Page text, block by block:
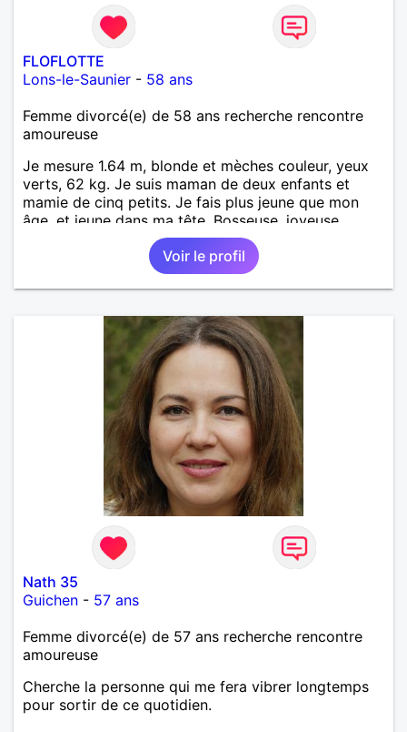
FLOFLOTTE
Lons-le-Saunier - 58 ans
Femme divorcé(e) de 58 ans recherche rencontre
amoureuse
Je mesure 1.64 m, blonde et mèches couleur, yeux
verts, 62 kg. Je suis maman de deux enfants et
mamie de cinq petits. Je fais plus jeune que mon
âge, et jeune dans ma tête. Bosseuse, joyeuse,
sensible, bienveillante, aimant aller danser ou rester
tranquille à la maison. Balades, bricolage... j'ai un
chien. Je suis AES de métier et j'exerce à mon
compte. PAT votre num merci.
Voir le profil
Nath 35
Guichen - 57 ans
Femme divorcé(e) de 57 ans recherche rencontre
amoureuse
Cherche la personne qui me fera vibrer longtemps
pour sortir de ce quotidien.